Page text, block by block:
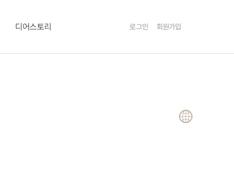
디어스토리 로그인 회원가입